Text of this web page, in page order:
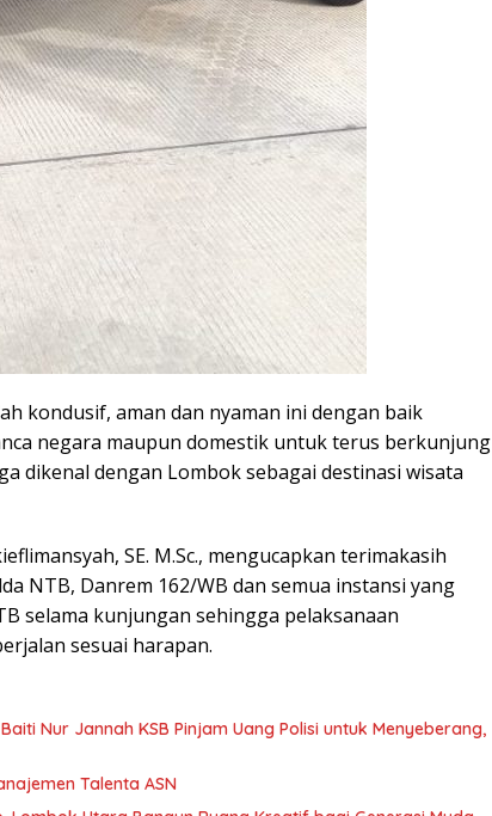
kondusif, aman dan nyaman ini dengan baik
negara maupun domestik untuk terus berkunjung
dikenal dengan Lombok sebagai destinasi wisata
SE. M.Sc., mengucapkan terimakasih
NTB, Danrem 162/WB dan semua instansi yang
selama kunjungan sehingga pelaksanaan
sesuai harapan.
Nur Jannah KSB Pinjam Uang Polisi untuk Menyeberang,
Talenta ASN